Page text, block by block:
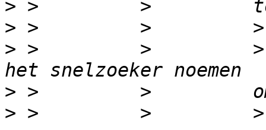
>
>
> >         >         >
>
>